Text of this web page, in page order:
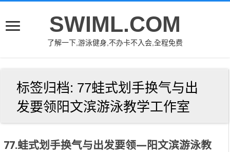
SWIML.COM
了解一下,游泳健身,不办卡不入会,全程免费
标签归档: 77蛙式划手换气与出
发要领阳文滨游泳教学工作室
77.蛙式划手换气与出发要领—阳文滨游泳教